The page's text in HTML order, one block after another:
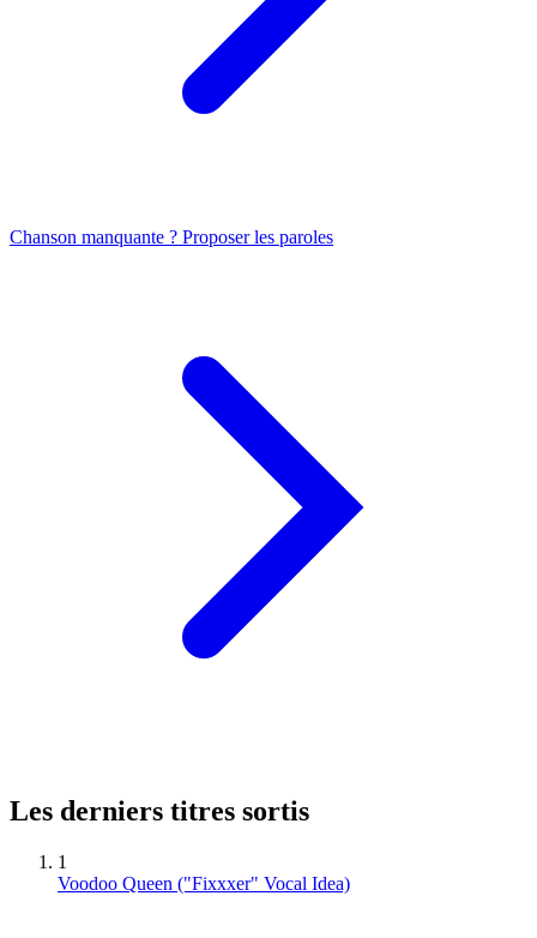
Chanson manquante ? Proposer les paroles
Les derniers titres sortis
1
Voodoo Queen ("Fixxxer" Vocal Idea)